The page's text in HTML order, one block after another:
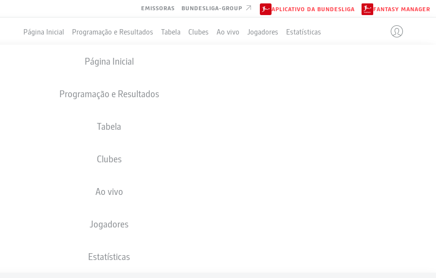
EMISSORAS BUNDESLIGA-GROUP APLICATIVO DA BUNDESLIGA FANTASY MANAGER
Página Inicial Programação e Resultados Tabela Clubes Ao vivo Jogadores Estatísticas
Página Inicial
Programação e Resultados
Tabela
Clubes
Ao vivo
Jogadores
Estatísticas
02.03.2003